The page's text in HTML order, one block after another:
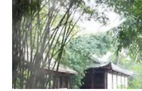
이 아닌가? 위 사진을 보고 있노라면 중국 당나라
생각난다. 빈 산 사람 아니 ..